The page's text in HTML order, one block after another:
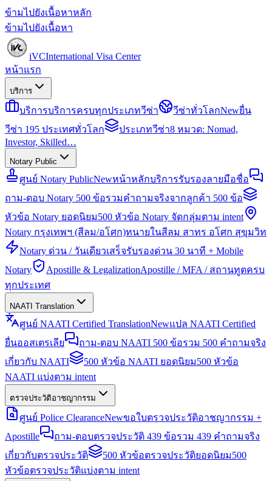
ข้ามไปยังเนื้อหาหลัก
ข้ามไปยังเนื้อหา
iVCInternational Visa Center
หน้าแรก
บริการ
บริการบริการครบทุกประเภทวีซ่า วีซ่าทั่วโลกNewยื่น
วีซ่า 195 ประเทศทั่วโลก
ประเภทวีซ่า8 หมวด: Nomad,
Investor, Skilled…
Notary Public
ศูนย์ Notary PublicNewหน้าหลักบริการรับรองลายมือชื่อ
ถาม-ตอบ Notary 500 ข้อรวมคำถามจริงจากลูกค้า 500 ข้อ
หัวข้อ Notary ยอดนิยม500 หัวข้อ Notary จัดกลุ่มตาม intent
Notary กรุงเทพฯ (สีลม/อโศก)ทนายในสีลม สาทร อโศก สุขุมวิท
Notary ด่วน / วันเดียวเสร็จรับรองด่วน 30 นาที + Mobile
Notary
Apostille & LegalizationApostille / MFA / สถานทูตครบ
ทุกประเทศ
NAATI Translation
ศูนย์ NAATI Certified TranslationNewแปล NAATI Certified
ยื่นออสเตรเลีย
ถาม-ตอบ NAATI 500 ข้อรวม 500 คำถามจริง
เกี่ยวกับ NAATI
500 หัวข้อ NAATI ยอดนิยม500 หัวข้อ
NAATI แบ่งตาม intent
ตรวจประวัติอาชญากรรม
ศูนย์ Police ClearanceNewขอใบตรวจประวัติอาชญากรรม +
Apostille
ถาม-ตอบตรวจประวัติ 439 ข้อรวม 439 คำถามจริง
เกี่ยวกับตรวจประวัติ
500 หัวข้อตรวจประวัติยอดนิยม500
หัวข้อตรวจประวัติแบ่งตาม intent